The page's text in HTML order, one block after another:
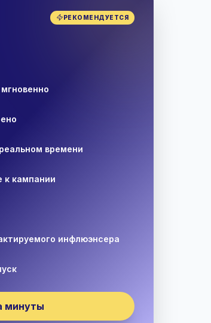
РЕКОМЕНДУЕТСЯ
времени
к кампании
инфлюэнсера
минуты